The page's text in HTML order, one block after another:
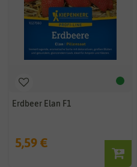
Erdbeer Elan F1
5,59 €